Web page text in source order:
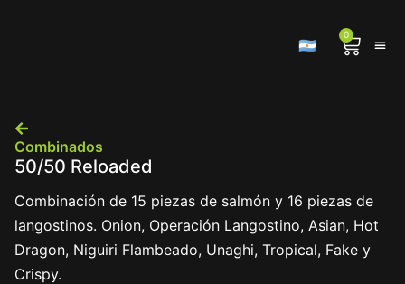
🇦🇷
0
Combinados
50/50 Reloaded
Combinación de 15 piezas de salmón y 16 piezas de
langostinos. Onion, Operación Langostino, Asian, Hot
Dragon, Niguiri Flambeado, Unaghi, Tropical, Fake y
Crispy.